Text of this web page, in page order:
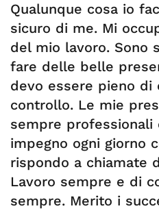
Qualunque cosa io
sicuro di me. Mi
del mio lavoro. Sono
fare delle belle
devo essere pieno di
controllo. Le mie
sempre professionali
impegno ogni giorno
rispondo a chiamate
Lavoro sempre e di
sempre. Merito i